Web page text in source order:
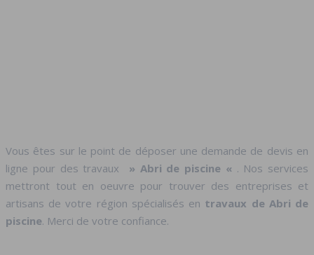
Vous êtes sur le point de déposer une demande de devis en
ligne pour des travaux
» Abri de piscine « . Nos services
mettront tout en oeuvre pour trouver des entreprises et
artisans de votre région spécialisés en travaux de Abri de
piscine. Merci de votre confiance.